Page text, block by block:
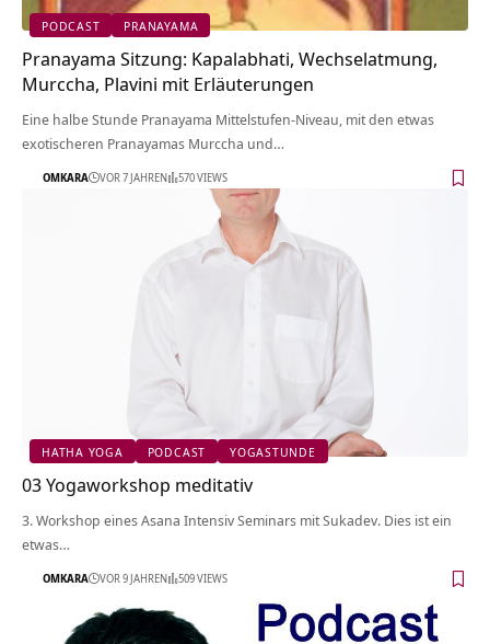
PODCAST PRANAYAMA
Pranayama Sitzung: Kapalabhati, Wechselatmung,
Murccha, Plavini mit Erläuterungen
Eine halbe Stunde Pranayama Mittelstufen-Niveau, mit den etwas
exotischeren Pranayamas Murccha und…
OMKARA VOR 7 JAHREN 570 VIEWS
HATHA YOGA PODCAST YOGASTUNDE
03 Yogaworkshop meditativ
3. Workshop eines Asana Intensiv Seminars mit Sukadev. Dies ist ein
etwas…
OMKARA VOR 9 JAHREN 509 VIEWS